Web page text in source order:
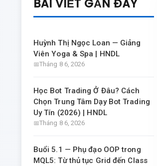
BÀI VIẾT GẦN ĐÂY
Huỳnh Thị Ngọc Loan — Giảng
Viên Yoga & Spa | HNDL
Tháng 8 6, 2026
Học Bot Trading Ở Đâu? Cách
Chọn Trung Tâm Dạy Bot Trading
Uy Tín (2026) | HNDL
Tháng 8 6, 2026
Buổi 5.1 — Phụ đạo OOP trong
MQL5: Từ thủ tục Grid đến Class